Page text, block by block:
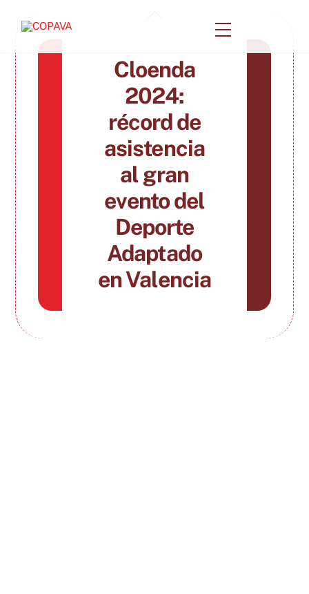
Menu
Cloenda
2024:
récord de
asistencia
al gran
evento del
Deporte
Adaptado
en Valencia